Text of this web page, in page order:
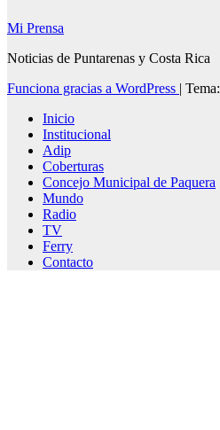
Mi Prensa
Noticias de Puntarenas y Costa Rica
Funciona gracias a WordPress | Tema:
Inicio
Institucional
Adip
Coberturas
Concejo Municipal de Paquera
Mundo
Radio
TV
Ferry
Contacto